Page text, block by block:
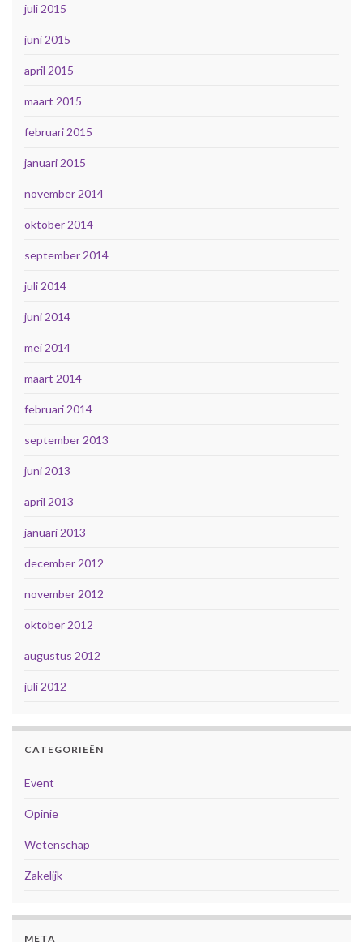
juli 2015
juni 2015
april 2015
maart 2015
februari 2015
januari 2015
november 2014
oktober 2014
september 2014
juli 2014
juni 2014
mei 2014
maart 2014
februari 2014
september 2013
juni 2013
april 2013
januari 2013
december 2012
november 2012
oktober 2012
augustus 2012
juli 2012
CATEGORIEËN
Event
Opinie
Wetenschap
Zakelijk
META